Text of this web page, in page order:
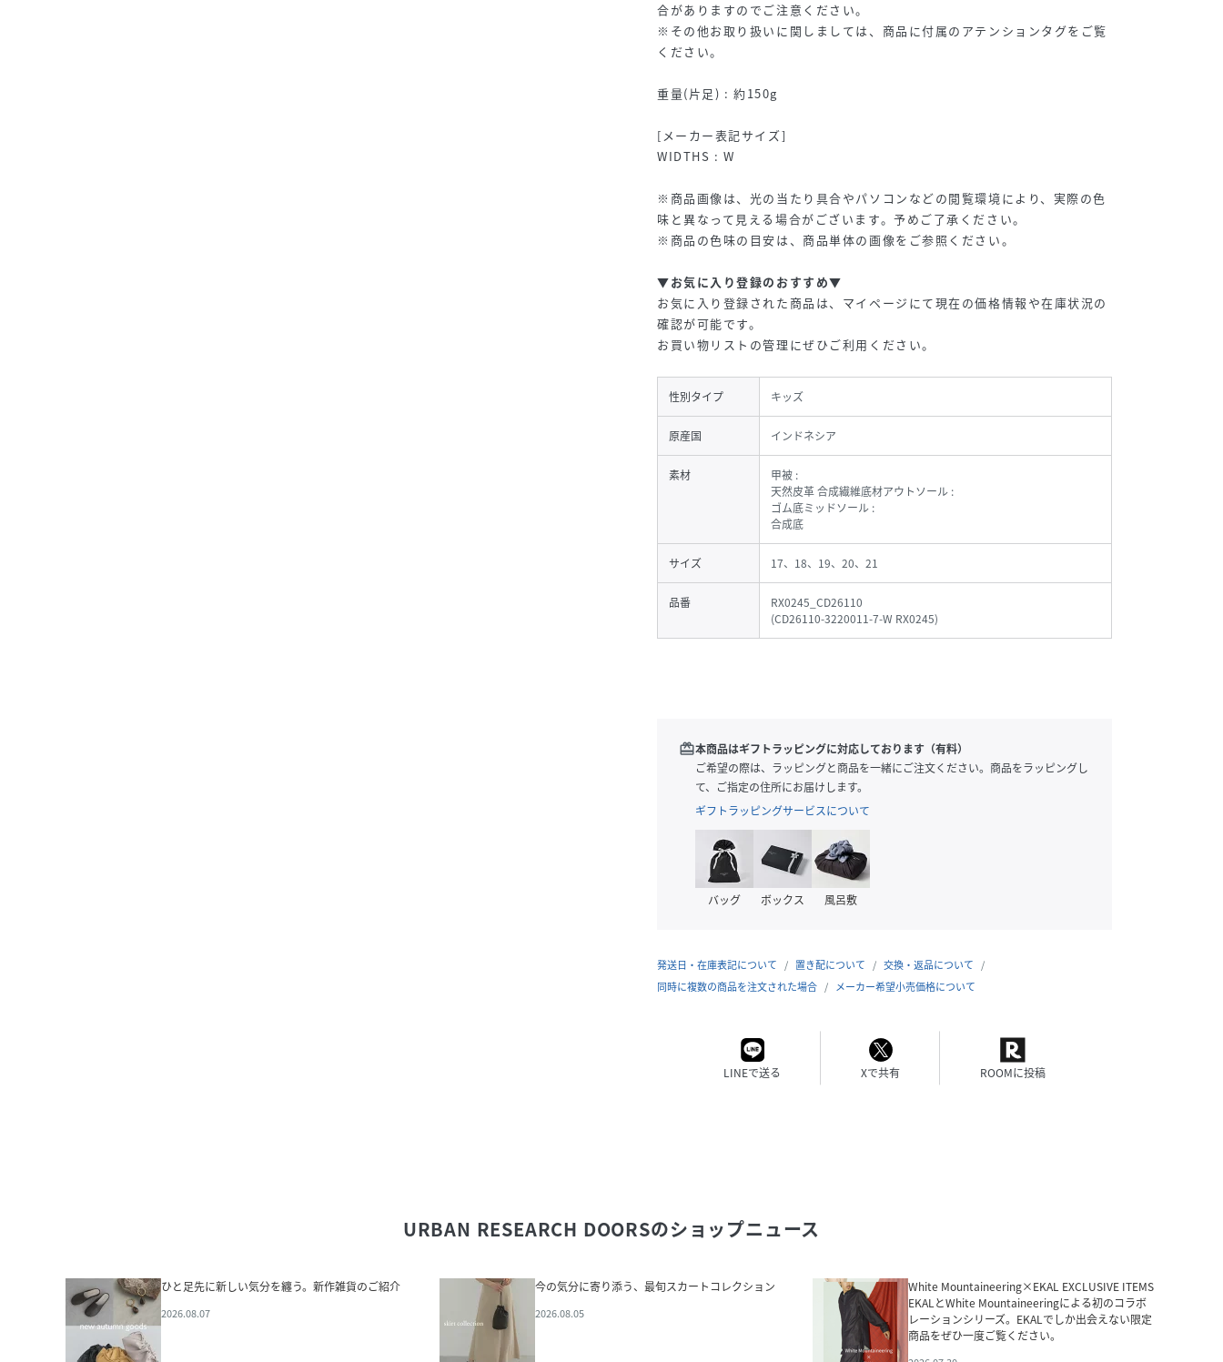
合がありますのでご注意ください。
※その他お取り扱いに関しましては、商品に付属のアテンションタグをご覧
ください。
重量(片足) : 約150g
[メーカー表記サイズ]
WIDTHS : W
※商品画像は、光の当たり具合やパソコンなどの閲覧環境により、実際の色
味と異なって見える場合がございます。予めご了承ください。
※商品の色味の目安は、商品単体の画像をご参照ください。
▼お気に入り登録のおすすめ▼
お気に入り登録された商品は、マイページにて現在の価格情報や在庫状況の
確認が可能です。
お買い物リストの管理にぜひご利用ください。
性別タイプ キッズ
原産国 インドネシア
素材
甲被 :
天然皮革 合成繊維底材アウトソール :
ゴム底ミッドソール :
合成底
サイズ 17、18、19、20、21
品番
RX0245_CD26110
(CD26110-3220011-7-W RX0245)
redeem本商品はギフトラッピングに対応しております（有料）
ご希望の際は、ラッピングと商品を一緒にご注文ください。商品をラッピングし
て、ご指定の住所にお届けします。
ギフトラッピングサービスについて
バッグ ボックス 風呂敷
発送日・在庫表記について 置き配について
交換・返品について
同時に複数の商品を注文された場合
メーカー希望小売価格について
LINEで送る Xで共有 ROOMに投稿
URBAN RESEARCH DOORSのショップニュース
ひと足先に新しい気分を纏う。新作雑貨のご紹介
2026.08.07
今の気分に寄り添う、最旬スカートコレクション
2026.08.05
White Mountaineering×EKAL EXCLUSIVE ITEMS
EKALとWhite Mountaineeringによる初のコラボ
レーションシリーズ。EKALでしか出会えない限定
商品をぜひ一度ご覧ください。